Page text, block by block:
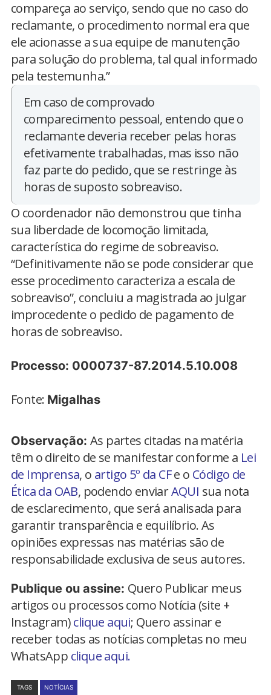
compareça ao serviço, sendo que no caso do
reclamante, o procedimento normal era que
ele acionasse a sua equipe de manutenção
para solução do problema, tal qual informado
pela testemunha.”
Em caso de comprovado
comparecimento pessoal, entendo que o
reclamante deveria receber pelas horas
efetivamente trabalhadas, mas isso não
faz parte do pedido, que se restringe às
horas de suposto sobreaviso.
O coordenador não demonstrou que tinha
sua liberdade de locomoção limitada,
característica do regime de sobreaviso.
“Definitivamente não se pode considerar que
esse procedimento caracteriza a escala de
sobreaviso”, concluiu a magistrada ao julgar
improcedente o pedido de pagamento de
horas de sobreaviso.
Processo: 0000737-87.2014.5.10.008
Fonte: Migalhas
Observação: As partes citadas na matéria
têm o direito de se manifestar conforme a Lei
de Imprensa, o artigo 5º da CFe o Código de
Ética da OAB, podendo enviarAQUI sua nota
de esclarecimento, que será analisada para
garantir transparência e equilíbrio. As
opiniões expressas nas matérias são de
responsabilidade exclusiva de seus autores.
Publique ou assine: Quero Publicar meus
artigos ou processos como Notícia (site +
Instagram)clique aqui; Quero assinar e
receber todas as notícias completas no meu
WhatsApp clique aqui.
TAGS NOTÍCIAS